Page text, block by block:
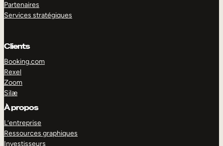
Partenaires
Services stratégiques
Clients
Booking.com
Rexel
Zoom
Silæ
À propos
L’entreprise
Ressources graphiques
Investisseurs